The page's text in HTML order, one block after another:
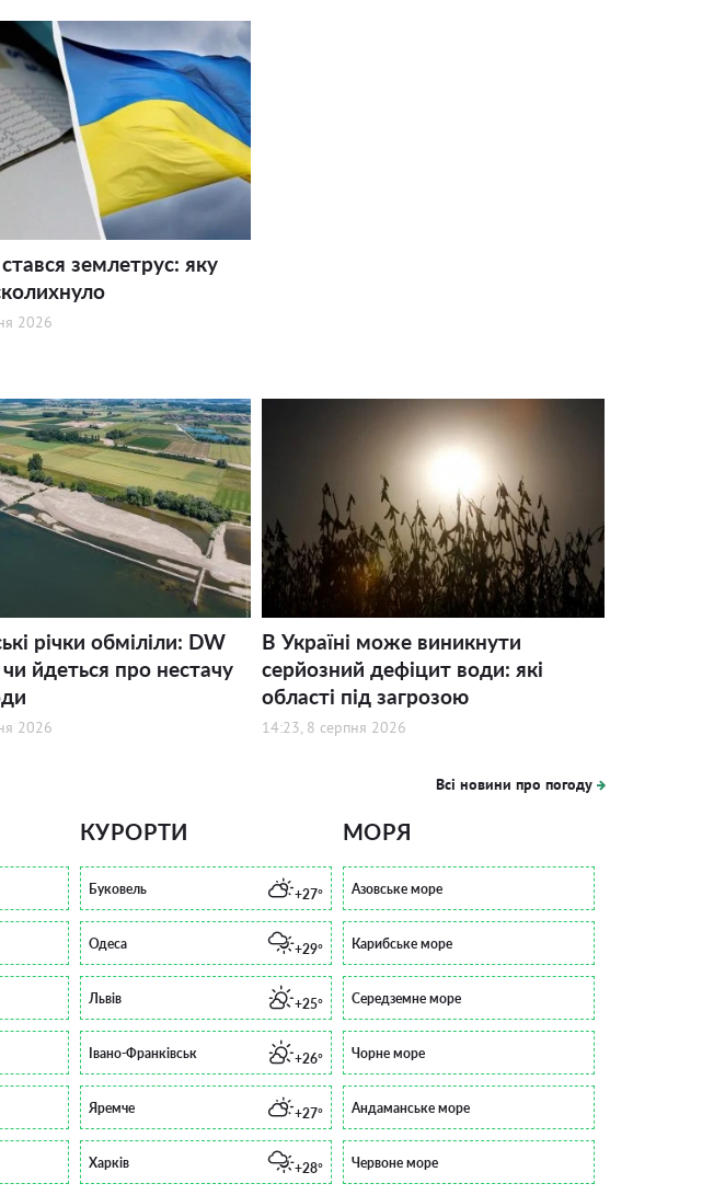
стався землетрус: яку
2026
річки обміліли: DW
чи йдеться про нестачу
2026
В Україні може виникнути
серйозний дефіцит води: які
області під загрозою
14:23, 8 серпня 2026
Всі новини про погоду
КУРОРТИ
Буковель +27°
Одеса +29°
Львів +25°
Івано-Франківськ +26°
Яремче +27°
Харків +28°
МОРЯ
Азовське море
Карибське море
Середземне море
Чорне море
Андаманське море
Червоне море